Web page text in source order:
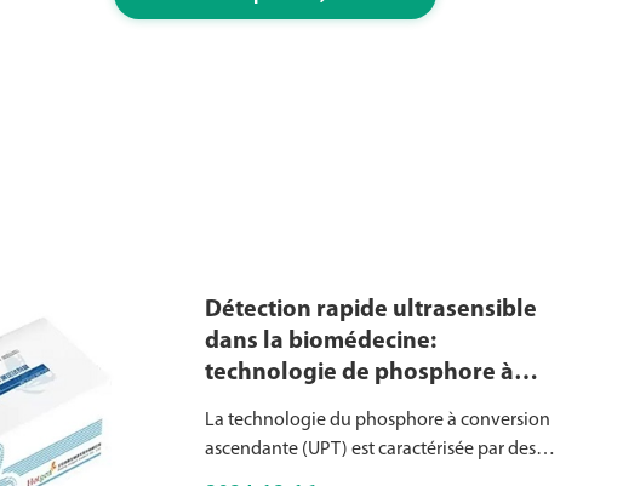
Détection rapide ultrasensible
dans la biomédecine:
technologie de phosphore à
conversion asante (UPT)
La technologie du phosphore à conversion
ascendante (UPT) est caractérisée par des